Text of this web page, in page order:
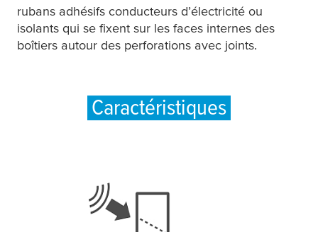
rubans adhésifs conducteurs d’électricité ou
isolants qui se fixent sur les faces internes des
boîtiers autour des perforations avec joints.
Caractéristiques